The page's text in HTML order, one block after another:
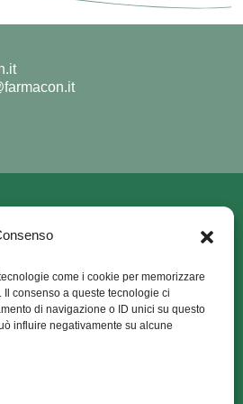
come i cookie per memorizzare
consenso a queste tecnologie ci
di navigazione o ID unici su questo
influire negativamente su alcune
up for our
first order